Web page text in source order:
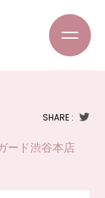
SHARE :
ード渋谷本店